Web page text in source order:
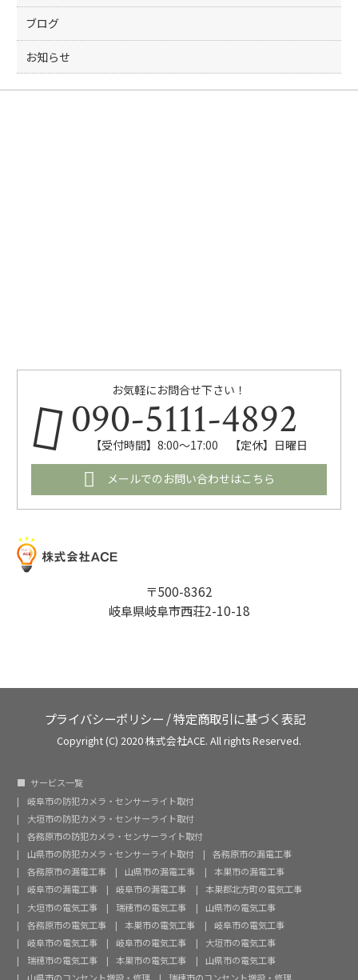
ブログ
お知らせ
お気軽にお問合せ下さい！
090-5111-4892
【受付時間】8:00～17:00 【定休】日曜日
メールでのお問い合わせはこちら
〒500-8362
岐阜県岐阜市西荘2-10-18
プライバシーポリシー /特定商取引に基づく表記
Copyright (C) 2020 株式会社ACE. All rights Reserved.
サービス一覧
岐阜市の防犯カメラ・センサーライト取付
大垣市の防犯カメラ・センサーライト取付
各務原市の防犯カメラ・センサーライト取付
山県市の防犯カメラ・センサーライト取付
各務原市の漏電工事
各務原市の漏電工事
山県市の漏電工事
本巣市の漏電工事
岐阜市の漏電工事
岐阜市の漏電工事
本巣郡北方町の電気工事
大垣市の電気工事
瑞穂市の電気工事
山県市の電気工事
各務原市の電気工事
本巣市の電気工事
岐阜市の電気工事
岐阜市の電気工事
岐阜市の電気工事
大垣市の電気工事
瑞穂市の電気工事
本巣市の電気工事
山県市の電気工事